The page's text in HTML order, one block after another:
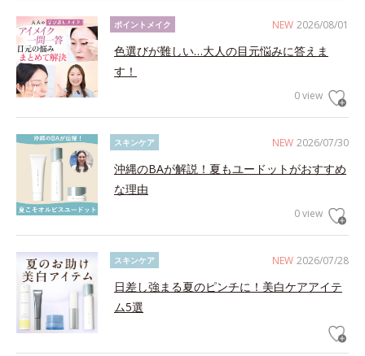
NEW 2026/08/01
ポイントメイク
色選びが難しい…大人の目元悩みに答えま
す！
0 view
NEW 2026/07/30
スキンケア
沖縄のBAが解説！夏もユードットがおすすめ
な理由
0 view
NEW 2026/07/28
スキンケア
日差し強まる夏のピンチに！美白ケアアイテ
ム5選